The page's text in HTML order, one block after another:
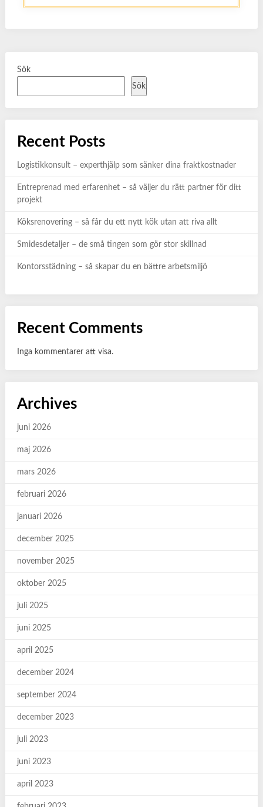
Sök
Sök
Recent Posts
Logistikkonsult – experthjälp som sänker dina fraktkostnader
Entreprenad med erfarenhet – så väljer du rätt partner för ditt
projekt
Köksrenovering – så får du ett nytt kök utan att riva allt
Smidesdetaljer – de små tingen som gör stor skillnad
Kontorsstädning – så skapar du en bättre arbetsmiljö
Recent Comments
Inga kommentarer att visa.
Archives
juni 2026
maj 2026
mars 2026
februari 2026
januari 2026
december 2025
november 2025
oktober 2025
juli 2025
juni 2025
april 2025
december 2024
september 2024
december 2023
juli 2023
juni 2023
april 2023